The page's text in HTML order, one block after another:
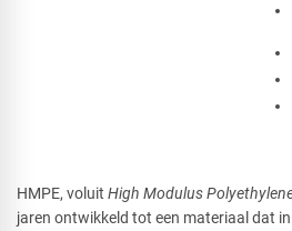
HMPE, voluit High Modulus
jaren ontwikkeld tot een materiaal dat